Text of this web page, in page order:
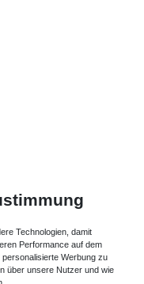
Technologien, damit
Performance auf dem
Werbung zu
über unsere Nutzer und wie